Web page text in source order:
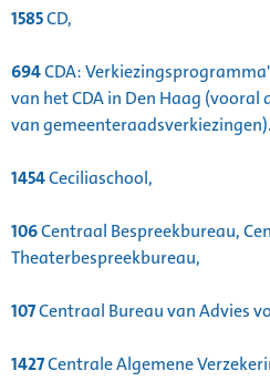
1585CD,
694CDA:
van het CDA in Den Haag
van
1454Ceciliaschool,
106Centraal Bespreekbureau,
Theaterbespreekbureau,
107Centraal Bureau van Advies
1427Centrale Algemene